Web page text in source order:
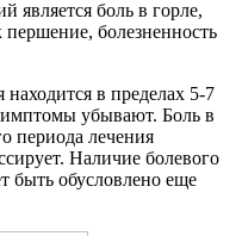
является боль в горле,
болезненность
находится в пределах 5-7
убывают. Боль в
периода лечения
Наличие болевого
обусловлено еще